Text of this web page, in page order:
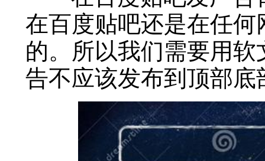
在百度贴吧还是在任
的。所以我们需要用
告不应该发布到顶部